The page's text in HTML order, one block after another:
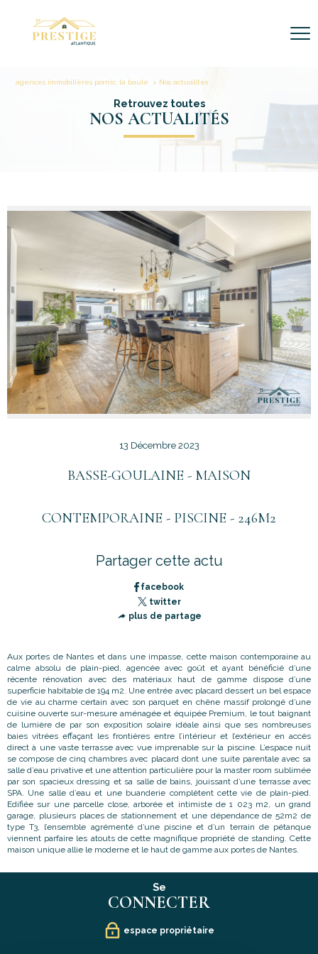
agences immobilières pornic, la baule Nos actualites
Retrouvez toutes
NOS ACTUALITÉS
13 Décembre 2023
BASSE-GOULAINE - MAISON
CONTEMPORAINE - PISCINE - 246M2
Partager cette actu
facebook
twitter
plus de partage
Aux portes de Nantes et dans une impasse, cette maison contemporaine au
calme absolu de plain-pied, agencée avec goût et ayant bénéficié d’une
récente rénovation avec des matériaux haut de gamme dispose d’une
superficie habitable de 194 m2. Une entrée avec placard dessert un bel espace
de vie au charme certain avec son parquet en chêne massif prolongé d’une
cuisine ouverte sur-mesure aménagée et équipée Premium, le tout baignant
de lumière de par son exposition solaire idéale ainsi que ses nombreuses
baies vitrées effaçant les frontières entre l’intérieur et l’extérieur en accès
direct à une vaste terrasse avec vue imprenable sur la piscine. L’espace nuit
se compose de cinq chambres avec placard dont une suite parentale avec sa
salle d’eau privative et une attention particulière pour la master room sublimée
par son spacieux dressing et sa salle de bains, jouissant d’une terrasse avec
SPA. Une salle d’eau et une buanderie complètent cette vie de plain-pied.
Edifiée sur une parcelle close, arborée et intimiste de 1 023 m2, un grand
garage, plusieurs places de stationnement et une dépendance de 52m2 de
type T3, l’ensemble agrémenté d’une piscine et d’un terrain de pétanque
viennent parfaire les atouts de cette magnifique propriété de standing. Cette
maison unique allie le moderne et le haut de gamme aux portes de Nantes.
Se
CONNECTER
espace propriétaire